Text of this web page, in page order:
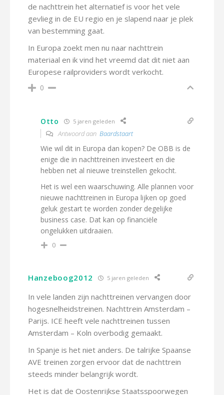
de nachttrein het alternatief is voor het vele
gevlieg in de EU regio en je slapend naar je plek
van bestemming gaat.
In Europa zoekt men nu naar nachttrein
materiaal en ik vind het vreemd dat dit niet aan
Europese railproviders wordt verkocht.
0
Otto 5 jaren geleden
Antwoord aan Baardstaart
Wie wil dit in Europa dan kopen? De OBB is de
enige die in nachttreinen investeert en die
hebben net al nieuwe treinstellen gekocht.
Het is wel een waarschuwing. Alle plannen voor
nieuwe nachttreinen in Europa lijken op goed
geluk gestart te worden zonder degelijke
business case. Dat kan op financiële
ongelukken uitdraaien.
0
Hanzeboog2012 5 jaren geleden
In vele landen zijn nachttreinen vervangen door
hogesnelheidstreinen. Nachttrein Amsterdam –
Parijs. ICE heeft vele nachttreinen tussen
Amsterdam – Koln overbodig gemaakt.
In Spanje is het niet anders. De talrijke Spaanse
AVE treinen zorgen ervoor dat de nachttrein
steeds minder belangrijk wordt.
Het is dat de Oostenrijkse Staatsspoorwegen